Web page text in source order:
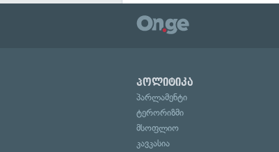
პოლიტიკა
პარლამენტი
ტერორიზმი
მსოფლიო
კავკასია